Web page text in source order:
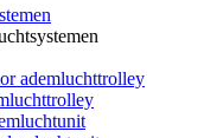
ademluchttrolley